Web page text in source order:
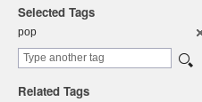
Selected Tags
pop
Related Tags